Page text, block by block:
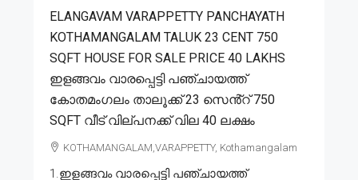
ELANGAVAM VARAPPETTY PANCHAYATH
KOTHAMANGALAM TALUK 23 CENT 750
SQFT HOUSE FOR SALE PRICE 40 LAKHS
ഇളങ്ങവം വാരപ്പെട്ടി പഞ്ചായത്ത്
കോതമംഗലം താലൂക്ക് 23 സെൻ്റ് 750
SQFT വീട് വില്പനക്ക് വില 40 ലക്ഷം
KOTHAMANGALAM,VARAPPETTY, Kothamangalam
1.ഇളങ്ങവം വാരപ്പെട്ടി പഞ്ചായത്ത്